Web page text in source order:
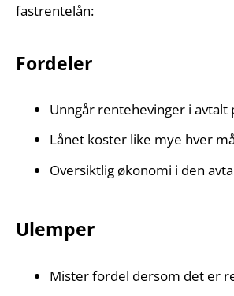
fastrentelån:
Fordeler
Unngår rentehevinger i avtalt
Lånet koster like mye hver
Oversiktlig økonomi i den
Ulemper
Mister fordel dersom det er